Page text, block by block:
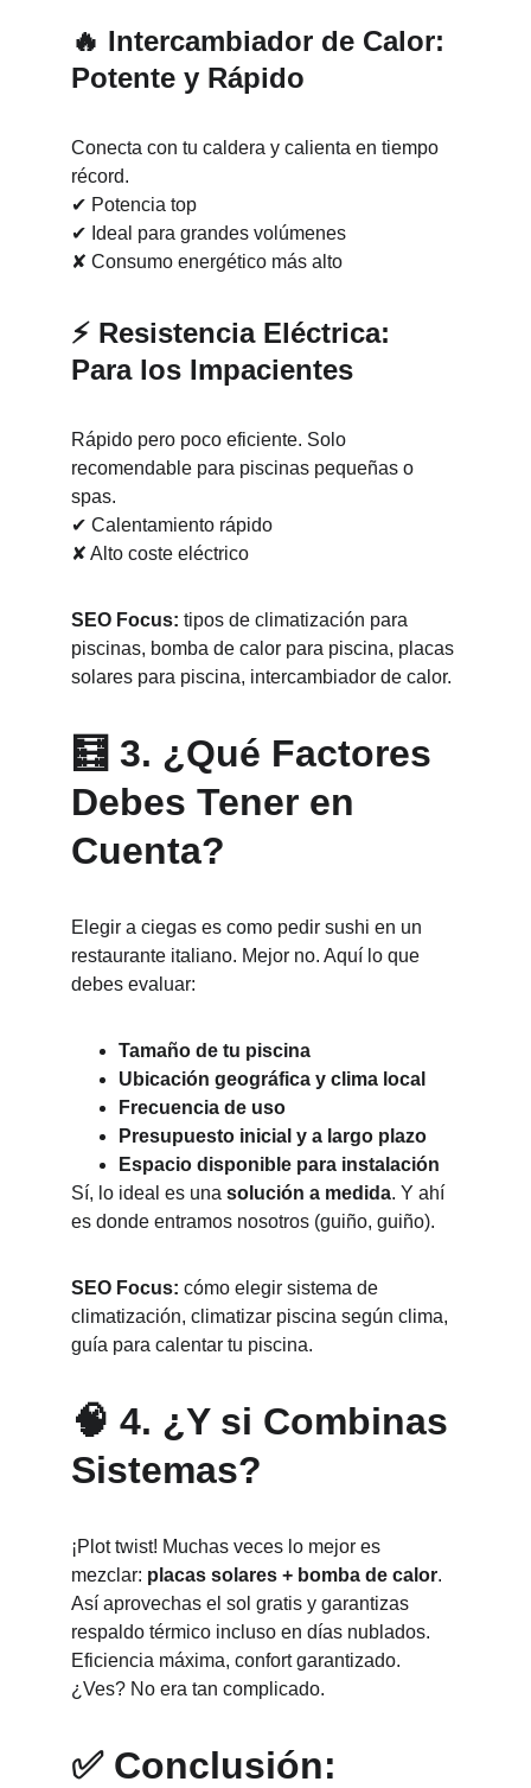
🔥 Intercambiador de Calor:
Potente y Rápido
Conecta con tu caldera y calienta en tiempo
récord.
✔ Potencia top
✔ Ideal para grandes volúmenes
✘ Consumo energético más alto
⚡ Resistencia Eléctrica:
Para los Impacientes
Rápido pero poco eficiente. Solo
recomendable para piscinas pequeñas o
spas.
✔ Calentamiento rápido
✘ Alto coste eléctrico
SEO Focus: tipos de climatización para
piscinas, bomba de calor para piscina, placas
solares para piscina, intercambiador de calor.
🧮 3. ¿Qué Factores
Debes Tener en
Cuenta?
Elegir a ciegas es como pedir sushi en un
restaurante italiano. Mejor no. Aquí lo que
debes evaluar:
Tamaño de tu piscina
Ubicación geográfica y clima local
Frecuencia de uso
Presupuesto inicial y a largo plazo
Espacio disponible para instalación
Sí, lo ideal es una solución a medida. Y ahí
es donde entramos nosotros (guiño, guiño).
SEO Focus: cómo elegir sistema de
climatización, climatizar piscina según clima,
guía para calentar tu piscina.
🧠 4. ¿Y si Combinas
Sistemas?
¡Plot twist! Muchas veces lo mejor es
mezclar: placas solares + bomba de calor.
Así aprovechas el sol gratis y garantizas
respaldo térmico incluso en días nublados.
Eficiencia máxima, confort garantizado.
¿Ves? No era tan complicado.
✅ Conclusión: